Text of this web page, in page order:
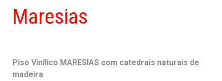
Maresias
Piso Vinílico MARESIAS com catedrais naturais de
madeira